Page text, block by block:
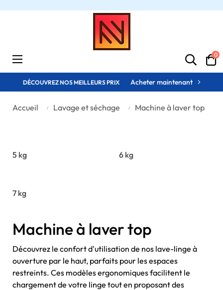
Basculer
la
navigation
☰ 0
DÉCOUVREZ NOS MEILLEURS PRIX Acheter maintenant
Accueil Lavage et séchage Machine à laver top
5 kg 6 kg
7 kg
Machine à laver top
Découvrez le confort d'utilisation de nos lave-linge à
ouverture par le haut, parfaits pour les espaces
restreints. Ces modèles ergonomiques facilitent le
chargement de votre linge tout en proposant des